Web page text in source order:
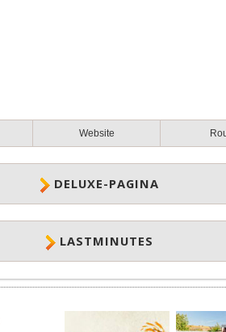
Website
DELUXE-PAGINA
LASTMINUTES